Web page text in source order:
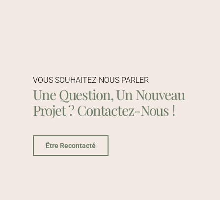
VOUS SOUHAITEZ NOUS PARLER
Une Question, Un Nouveau
Projet ? Contactez-Nous !
Être Recontacté